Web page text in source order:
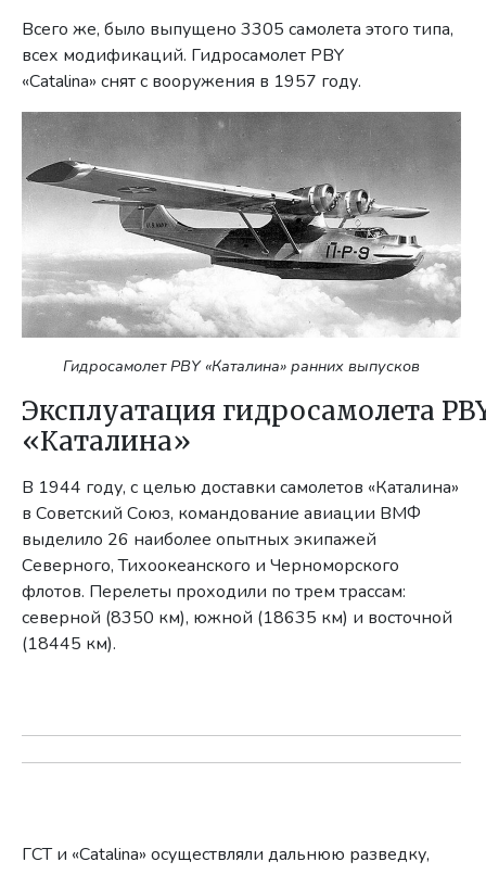
Всего же, было выпущено 3305 самолета этого типа,
всех модификаций. Гидросамолет PBY
«Catalina» снят с вооружения в 1957 году.
Гидросамолет PBY «Каталина» ранних выпусков
Эксплуатация гидросамолета
«Каталина»
В 1944 году, с целью доставки самолетов «Каталина»
в Советский Союз, командование авиации ВМФ
выделило 26 наиболее опытных экипажей
Северного, Тихоокеанского и Черноморского
флотов. Перелеты проходили по трем трассам:
северной (8350 км), южной (18635 км) и восточной
(18445 км).
ГСТ и «Catalina» осуществляли дальнюю разведку,